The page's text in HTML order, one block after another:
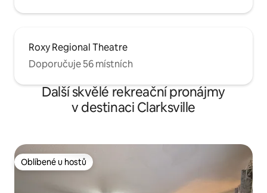
Roxy Regional Theatre
Doporučuje 56 místních
Další skvělé rekreační pronájmy
v destinaci Clarksville
Oblíbené u hostů
Oblíbené u hostů